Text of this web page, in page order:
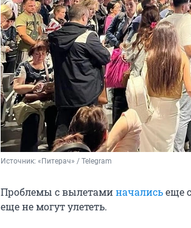
Источник: «Питерач» / Telegram
Проблемы с вылетаминачалисьеще
еще не могут улететь.